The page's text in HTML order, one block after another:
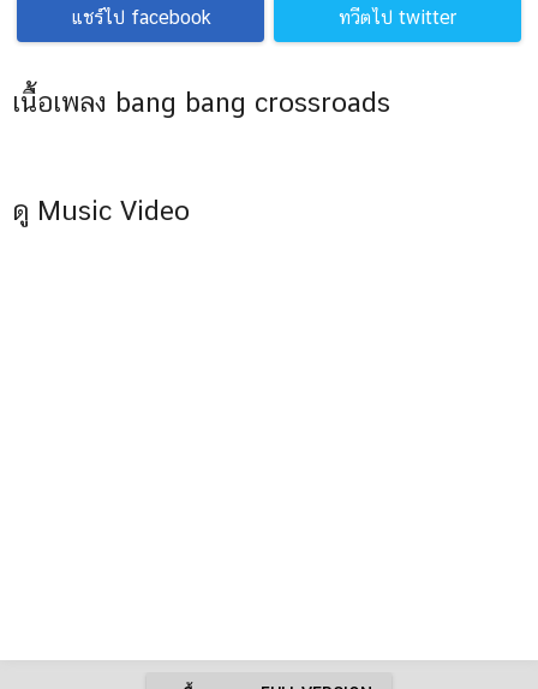
แชร์ไป facebook ทวีตไป twitter
เนื้อเพลง bang bang crossroads
ดู Music Video